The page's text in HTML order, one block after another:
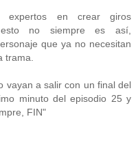
en crear giros
no siempre es así,
que ya no necesitan
trama.
vayan a salir con un final del
minuto del episodio 25 y
FIN"